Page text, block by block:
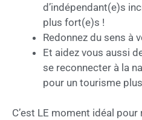
d’indépendant(e)s
plus fort(e)s !
Redonnez du sens à
Et aidez vous aussi
se reconnecter à la
pour un tourisme
C’est LE moment idéal